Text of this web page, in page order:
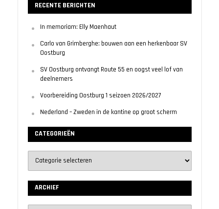
RECENTE BERICHTEN
In memoriam: Elly Maenhaut
Carlo van Grimberghe: bouwen aan een herkenbaar SV
Oostburg
SV Oostburg ontvangt Route 55 en oogst veel lof van
deelnemers
Voorbereiding Oostburg 1 seizoen 2026/2027
Nederland – Zweden in de kantine op groot scherm
CATEGORIEËN
ARCHIEF